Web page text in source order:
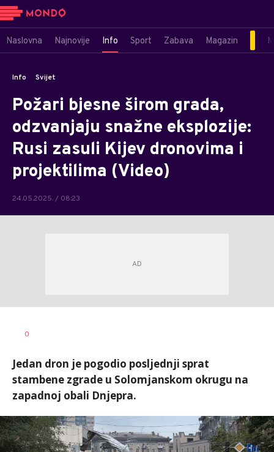
Naslovna Najnovije Info Sport Zabava Magazin
Info Svijet
Požari bjesne širom grada,
odzvanjaju snažne eksplozije:
Rusi zasuli Kijev dronovima i
projektilima (Video)
24.05.2025. / 08:23
AUTOR
0
Jedan dron je pogodio posljednji sprat
stambene zgrade u Solomjanskom okrugu na
zapadnoj obali Dnjepra.